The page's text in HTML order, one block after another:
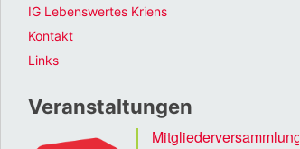
IG Lebenswertes Kriens
Kontakt
Links
Veranstaltungen
Mitgliederversammlung